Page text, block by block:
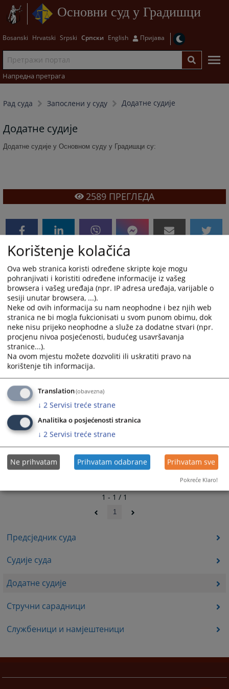
Основни суд у Градишци
Bosanski Hrvatski Srpski Српски English Пријава
Напредна претрага
Рад суда Запослени у суду Додатне судије
Предсједник суда
Судије суда
Додатне судије
Стручни сарадници
Службеници и намјештеници
Додатне судије
Додатне судије у Основном суду у Градишци су:
2589 ПРЕГЛЕДА
1 - 1 / 1
1
Korištenje kolačića
Ova web stranica koristi određene skripte koje mogu
pohranjivati i koristiti određene informacije iz vašeg
browsera i vašeg uređaja (npr. IP adresa uređaja, varijable o
sesiji unutar browsera, ...).
Neke od ovih informacija su nam neophodne i bez njih web
stranica ne bi mogla fukcionisati u svom punom obimu, dok
neke nisu prijeko neophodne a služe za dodatne stvari (npr.
procjenu nivoa posjećenosti, budućeg usavršavanja
stranice...).
Na ovom mjestu možete dozvoliti ili uskratiti pravo na
korištenje tih informacija.
Translation(obavezna)
↓ 2 Servisi treće strane
Analitika o posjećenosti stranica
↓ 2 Servisi treće strane
Ne prihvatam Prihvatam odabrane Prihvatam sve
Pokreće Klaro!